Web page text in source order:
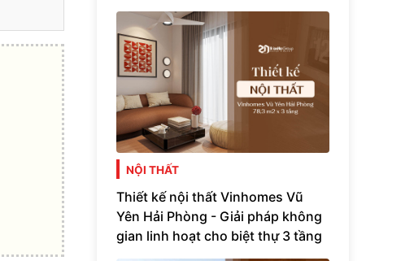
NỘI THẤT
Thiết kế nội thất Vinhomes Vũ
Yên Hải Phòng - Giải pháp không
gian linh hoạt cho biệt thự 3 tầng